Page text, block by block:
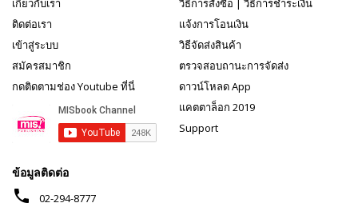
เกี่ยวกับเรา
ติดต่อเรา
เข้าสู่ระบบ
สมัครสมาชิก
กดติดตามช่อง Youtube ที่นี่
วิธีการสั่งซื้อ | วิธีการชำระเงิน
แจ้งการโอนเงิน
วิธีจัดส่งสินค้า
ตรวจสอบถานะการจัดส่ง
ดาวน์โหลด App
แคตตาล็อก 2019
Support
ข้อมูลติดต่อ
phone 02-294-8777